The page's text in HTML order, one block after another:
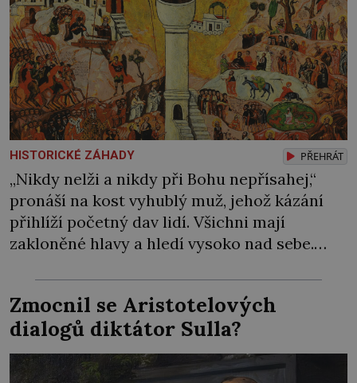
HISTORICKÉ ZÁHADY PŘEHRÁT
„Nikdy nelži a nikdy při Bohu nepřísahej,“
pronáší na kost vyhublý muž, jehož kázání
přihlíží početný dav lidí. Všichni mají
zakloněné hlavy a hledí vysoko nad sebe.
neobvyklém místě. Pro svůj asketický život si
jako úplně první vybral sloup. Z klášterní
cely se i přes zavřené dveře dere do celého
[…]
Zmocnil se Aristotelových
dialogů diktátor Sulla?